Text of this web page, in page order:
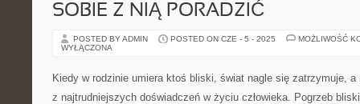
SOBIE Z NIĄ PORADZIĆ
POSTED BY ADMIN POSTED ON CZE - 5 - 2025
MOŻLIWOŚĆ
WYŁĄCZONA
Kiedy w rodzinie umiera ktoś bliski, świat nagle się zatrzymuje,
z najtrudniejszych doświadczeń w życiu człowieka. Pogrzeb